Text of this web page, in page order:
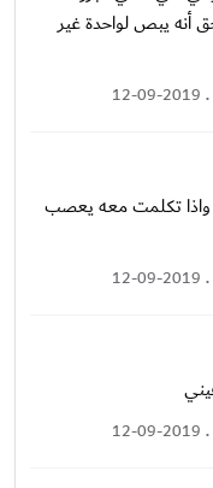
أنه يبص لواحدة غير
.
12-09-2019
واذا تكلمت معه يعصب
.
12-09-2019
.
12-09-2019